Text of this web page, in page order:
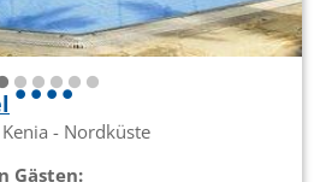
- Nordküste
Gästen: